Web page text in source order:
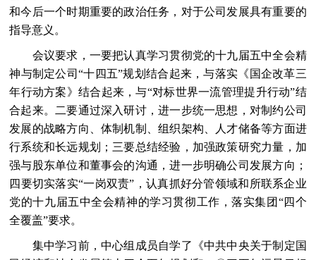
和今后一个时期重要的政治任务，对于公司发展具有重要的
指导意义。
会议要求，一要把认真学习贯彻党的十九届五中全会精
神与制定公司“十四五”规划结合起来，与落实《国企改革三
年行动方案》结合起来，与“对标世界一流管理提升行动”结
合起来。二要通过深入研讨，进一步统一思想，对制约公司
发展的战略方向、体制机制、组织架构、人才储备等方面进
行系统和长远规划；三要总结经验，加强政策研究力量，加
强与股东单位和董事会的沟通，进一步明确公司发展方向；
四要切实落实“一岗双责”，认真抓好分管领域和所联系企业
党的十九届五中全会精神的学习贯彻工作，落实集团“四个
全覆盖”要求。
集中学习前，中心组成员自学了《中共中央关于制定国